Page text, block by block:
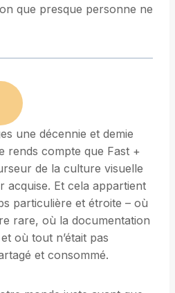
que presque personne ne
une décennie et demie
rends compte que Fast +
de la culture visuelle
acquise. Et cela appartient
particulière et étroite – où
rare, où la documentation
où tout n’était pas
et consommé.